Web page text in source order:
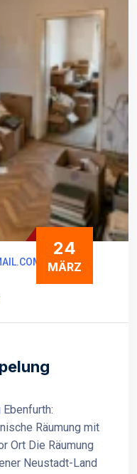
24
MÄRZ
Räumung mit
Ort Die Räumung
Neustadt-Land